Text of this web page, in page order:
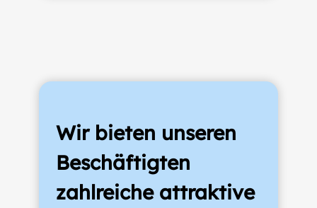
Wir bieten unseren
Beschäftigten
zahlreiche attraktive